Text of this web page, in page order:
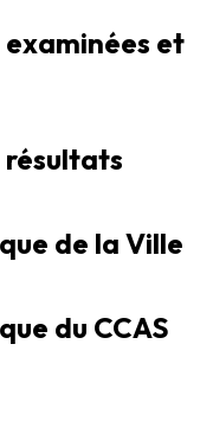
et
résultats
de la Ville
du CCAS